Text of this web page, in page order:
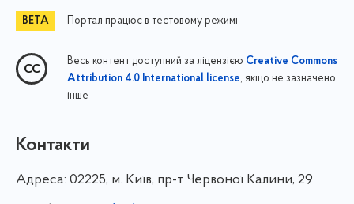
Портал працює в тестовому режимі
Весь контент доступний за ліцензією Creative Commons
Attribution 4.0 International license, якщо не зазначено
інше
Контакти
Адреса: 02225, м. Київ, пр-т Червоної Калини, 29